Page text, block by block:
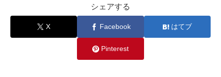
シェアする
X Facebook はてブ
Pinterest